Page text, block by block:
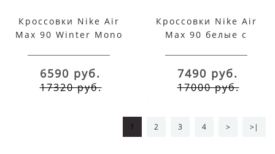
Кроссовки Nike Air
Max 90 Winter Mono
6590 руб.
17320 руб.
Кроссовки Nike Air
Max 90 белые с
7490 руб.
17000 руб.
1 2 3 4 > >|